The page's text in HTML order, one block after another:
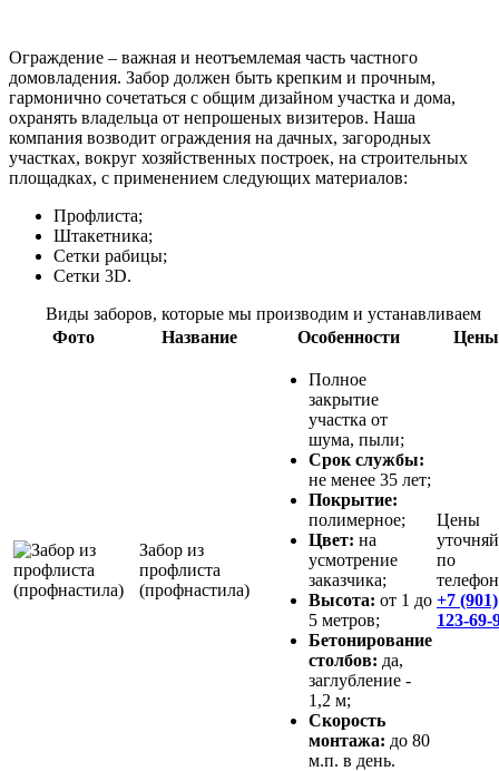
Ограждение – важная и неотъемлемая часть частного
домовладения. Забор должен быть крепким и прочным,
гармонично сочетаться с общим дизайном участка и дома,
охранять владельца от непрошеных визитеров. Наша
компания возводит ограждения на дачных, загородных
участках, вокруг хозяйственных построек, на строительных
площадках, с применением следующих материалов:
Профлиста;
Штакетника;
Сетки рабицы;
Сетки 3D.
Виды заборов, которые мы производим и устанавливаем
Фото
Название Особенности Цены
Забор из
профлиста
(профнастила)
Полное
закрытие
участка от
шума, пыли;
Срок службы:
не менее 35 лет;
Покрытие:
полимерное;
Цвет: на
усмотрение
заказчика;
Высота: от 1 до
5 метров;
Бетонирование
столбов: да,
заглубление -
1,2 м;
Скорость
монтажа: до 80
м.п. в день.
Цены
по
+7 (901)
123-69-